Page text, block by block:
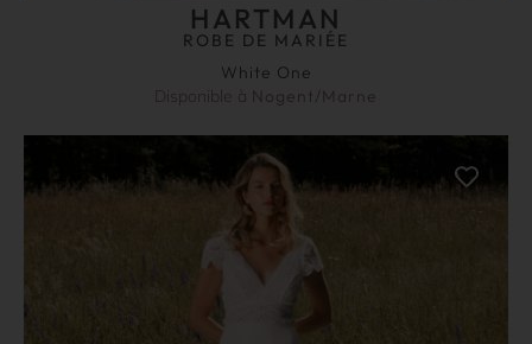
HARTMAN
ROBE DE MARIÉE
White One
Disponible à Nogent/Marne